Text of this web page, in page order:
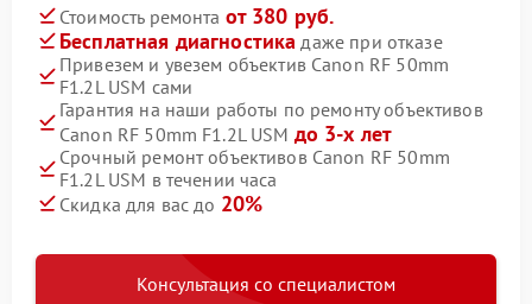
Стоимость ремонта от 380 руб.
Бесплатная диагностика даже при отказе
Привезем и увезем объектив Canon RF 50mm
F1.2L USM сами
Гарантия на наши работы по ремонту объективов
Canon RF 50mm F1.2L USM до 3-х лет
Срочный ремонт объективов Canon RF 50mm
F1.2L USM в течении часа
Скидка для вас до 20%
Консультация со специалистом